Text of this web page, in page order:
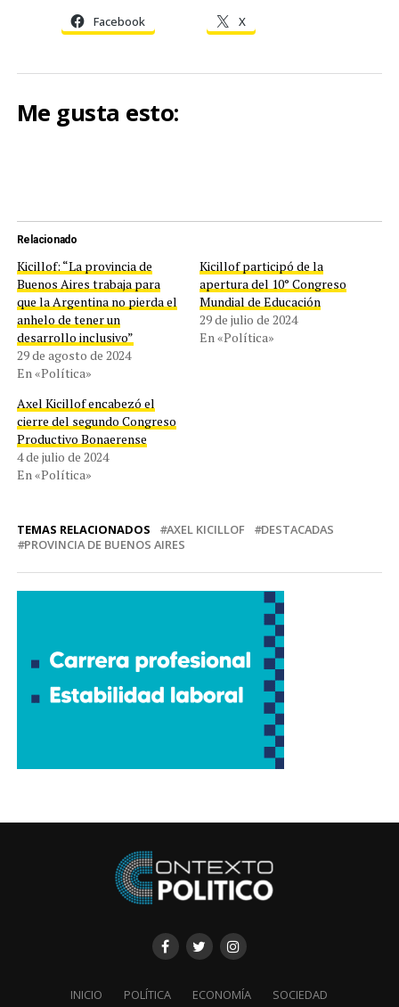
Facebook X
Me gusta esto:
Relacionado
Kicillof: “La provincia de
Buenos Aires trabaja para
que la Argentina no pierda el
anhelo de tener un
desarrollo inclusivo”
29 de agosto de 2024
En «Política»
Kicillof participó de la
apertura del 10° Congreso
Mundial de Educación
29 de julio de 2024
En «Política»
Axel Kicillof encabezó el
cierre del segundo Congreso
Productivo Bonaerense
4 de julio de 2024
En «Política»
TEMAS RELACIONADOS AXEL KICILLOF
DESTACADAS
PROVINCIA DE BUENOS AIRES
INICIO POLÍTICA ECONOMÍA SOCIEDAD